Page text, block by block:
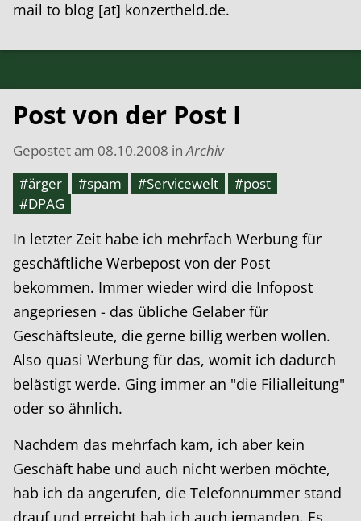
mail to blog [at] konzertheld.de.
Post von der Post I
Gepostet am 08.10.2008 in Archiv
#ärger
#spam #Servicewelt
#post
#DPAG
In letzter Zeit habe ich mehrfach Werbung für
geschäftliche Werbepost von der Post
bekommen. Immer wieder wird die Infopost
angepriesen - das übliche Gelaber für
Geschäftsleute, die gerne billig werben wollen.
Also quasi Werbung für das, womit ich dadurch
belästigt werde. Ging immer an "die Filialleitung"
oder so ähnlich.
Nachdem das mehrfach kam, ich aber kein
Geschäft habe und auch nicht werben möchte,
hab ich da angerufen, die Telefonnummer stand
drauf und erreicht hab ich auch jemanden. Es